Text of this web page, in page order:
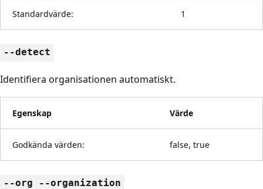
Standardvärde: 1
--detect
Identifiera organisationen automatiskt.
Egenskap Värde
Godkända värden: false, true
--org --organization